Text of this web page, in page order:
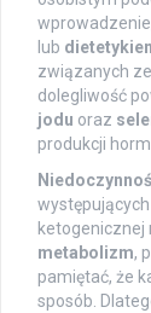
lub
związanych
dolegliwość
jodu oraz
produkcji
ketogenicznej
metabolizm,
pamiętać, że
sposób.